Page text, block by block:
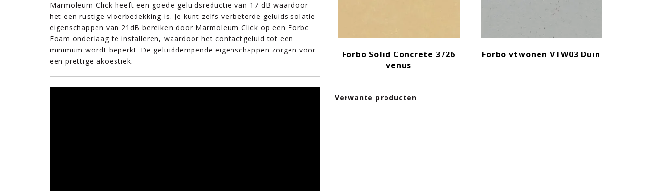
Marmoleum Click heeft een goede geluidsreductie van 17 dB waardoor
het een rustige vloerbedekking is. Je kunt zelfs verbeterde geluidsisolatie
eigenschappen van 21dB bereiken door Marmoleum Click op een Forbo
Foam onderlaag te installeren, waardoor het contactgeluid tot een
minimum wordt beperkt. De geluiddempende eigenschappen zorgen voor
een prettige akoestiek.
Verwante producten
Forbo Solid Concrete 3726
venus
Forbo vtwonen VTW03 Duin